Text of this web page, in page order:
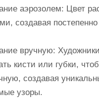
аэрозолем: Цвет
создавая
вручную:
кисти или губки,
создавая
узоры.